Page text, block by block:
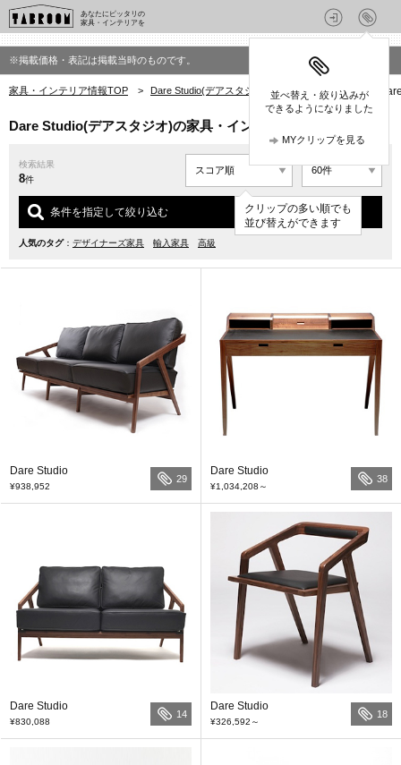
あなたにピッタリの
家具・インテリアを
並べ替え・絞り込みが
できるようになりました
MYクリップを見る
※掲載価格・表記は掲載当時のものです。
家具・インテリア情報TOP > Dare Studio(デアスタジオ)の家具・インテリア >
Dare Studio(デアスタジオ)の家具・インテリア(Katakana)
検索結果
8件
クリップの多い順でも
並び替えができます
条件を指定して絞り込む
人気のタグ： デザイナーズ家具 輸入家具 高級
Dare Studio
¥938,952
29
Dare Studio
¥1,034,208 ～
38
Dare Studio
¥830,088
14
Dare Studio
¥326,592 ～
18